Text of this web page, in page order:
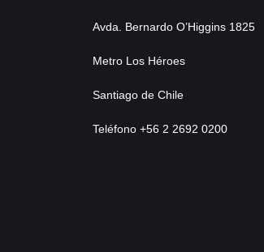
Avda. Bernardo O’Higgins 1825
Metro Los Héroes
Santiago de Chile
Teléfono +56 2 2692 0200